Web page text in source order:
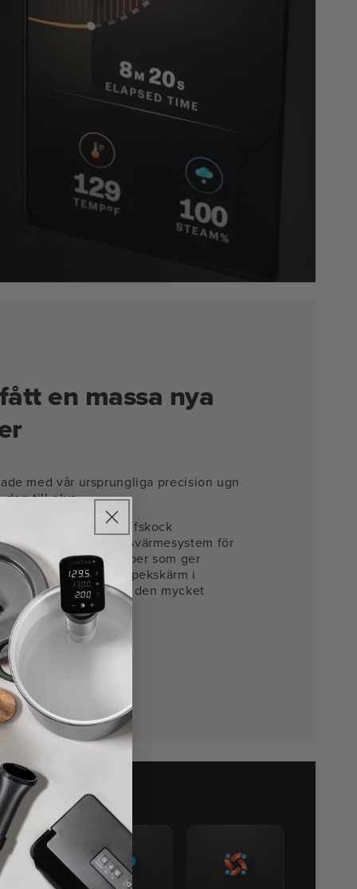
en massa nya
med vår ursprungliga precision ugn
den till elva.
skulle göra en proffskock
konvektionsvärmesystem för
för våta bulber som ger
varje gång. Plus en pekskärm i
på ugnen som gör den mycket